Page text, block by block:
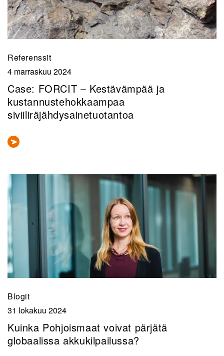
Referenssit
4 marraskuu 2024
Case: FORCIT – Kestävämpää ja
kustannustehokkaampaa
siviiliräjähdysainetuotantoa
Blogit
31 lokakuu 2024
Kuinka Pohjoismaat voivat pärjätä
globaalissa akkukilpailussa?